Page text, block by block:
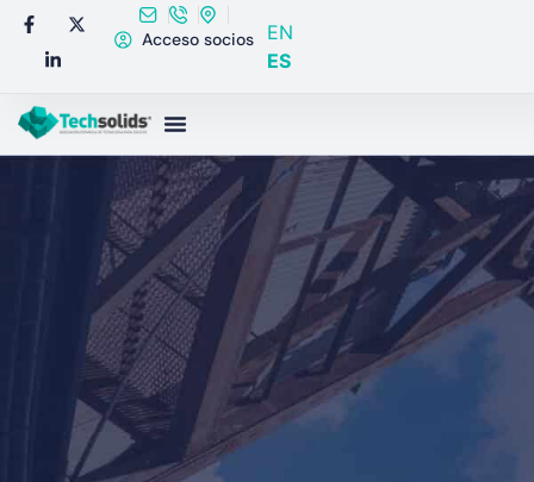
Acceso socios
EN
ES